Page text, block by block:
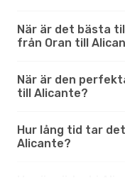
När är det bästa
från Oran till
När är den
till Alicante?
Hur lång tid tar
Alicante?